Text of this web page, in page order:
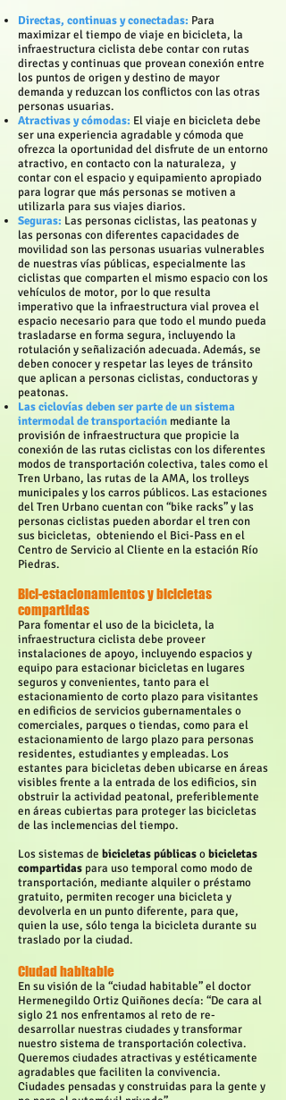
Directas, continuas y conectadas: Para
maximizar el tiempo de viaje en bicicleta, la
infraestructura ciclista debe contar con rutas
directas y continuas que provean conexión entre
los puntos de origen y destino de mayor
demanda y reduzcan los conflictos con las otras
personas usuarias.
Atractivas y cómodas: El viaje en bicicleta debe
ser una experiencia agradable y cómoda que
ofrezca la oportunidad del disfrute de un entorno
atractivo, en contacto con la naturaleza, y
contar con el espacio y equipamiento apropiado
para lograr que más personas se motiven a
utilizarla para sus viajes diarios.
Seguras: Las personas ciclistas, las peatonas y
las personas con diferentes capacidades de
movilidad son las personas usuarias vulnerables
de nuestras vías públicas, especialmente las
ciclistas que comparten el mismo espacio con los
vehículos de motor, por lo que resulta
imperativo que la infraestructura vial provea el
espacio necesario para que todo el mundo pueda
trasladarse en forma segura, incluyendo la
rotulación y señalización adecuada. Además, se
deben conocer y respetar las leyes de tránsito
que aplican a personas ciclistas, conductoras y
peatonas.
Las ciclovías deben ser parte de un sistema
intermodal de transportación mediante la
provisión de infraestructura que propicie la
conexión de las rutas ciclistas con los diferentes
modos de transportación colectiva, tales como el
Tren Urbano, las rutas de la AMA, los trolleys
municipales y los carros públicos. Las estaciones
del Tren Urbano cuentan con “bike racks” y las
personas ciclistas pueden abordar el tren con
sus bicicletas, obteniendo el Bici-Pass en el
Centro de Servicio al Cliente en la estación Río
Piedras.
Bici-estacionamientos y bicicletas
compartidas
Para fomentar el uso de la bicicleta, la
infraestructura ciclista debe proveer
instalaciones de apoyo, incluyendo espacios y
equipo para estacionar bicicletas en lugares
seguros y convenientes, tanto para el
estacionamiento de corto plazo para visitantes
en edificios de servicios gubernamentales o
comerciales, parques o tiendas, como para el
estacionamiento de largo plazo para personas
residentes, estudiantes y empleadas. Los
estantes para bicicletas deben ubicarse en áreas
visibles frente a la entrada de los edificios, sin
obstruir la actividad peatonal, preferiblemente
en áreas cubiertas para proteger las bicicletas
de las inclemencias del tiempo.
Los sistemas de bicicletas públicasobicicletas
compartidas para uso temporal como modo de
transportación, mediante alquiler o préstamo
gratuito, permiten recoger una bicicleta y
devolverla en un punto diferente, para que,
quien la use, sólo tenga la bicicleta durante su
traslado por la ciudad.
Ciudad habitable
En su visión de la “ciudad habitable” el doctor
Hermenegildo Ortiz Quiñones decía: “De cara al
siglo 21 nos enfrentamos al reto de re-
desarrollar nuestras ciudades y transformar
nuestro sistema de transportación colectiva.
Queremos ciudades atractivas y estéticamente
agradables que faciliten la convivencia.
Ciudades pensadas y construidas para la gente y